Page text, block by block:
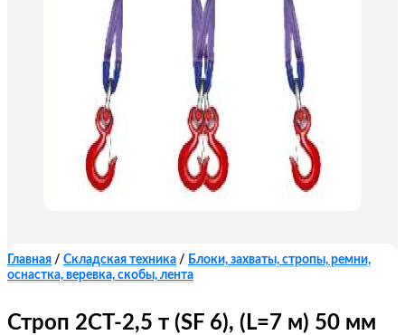
Главная / Складская техника / Блоки, захваты, стропы, ремни,
оснастка, веревка, скобы, лента
Строп 2СТ-2,5 т (SF 6), (L=7 м) 50 мм